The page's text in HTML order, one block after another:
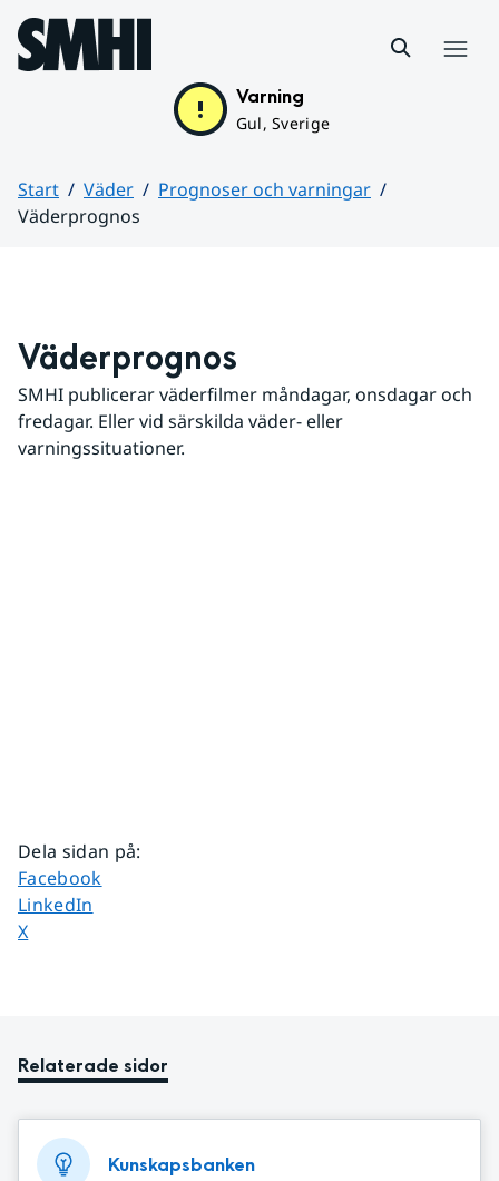
Hoppa till sidans innehåll
Varning
Gul, Sverige
Start Väder
Prognoser och varningar
Väderprognos
Väderprognos
SMHI publicerar väderfilmer måndagar, onsdagar och
fredagar. Eller vid särskilda väder- eller
varningssituationer.
Dela sidan på:
Dela sidan på
Facebook
Dela sidan på
LinkedIn
Dela sidan på
X
Relaterade sidor
Kunskapsbanken